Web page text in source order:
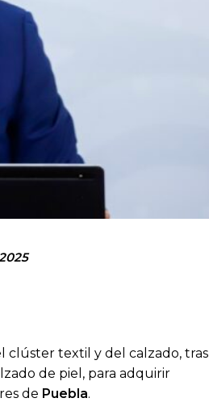
clúster textil y del calzado, tras
de piel, para adquirir
de Puebla.